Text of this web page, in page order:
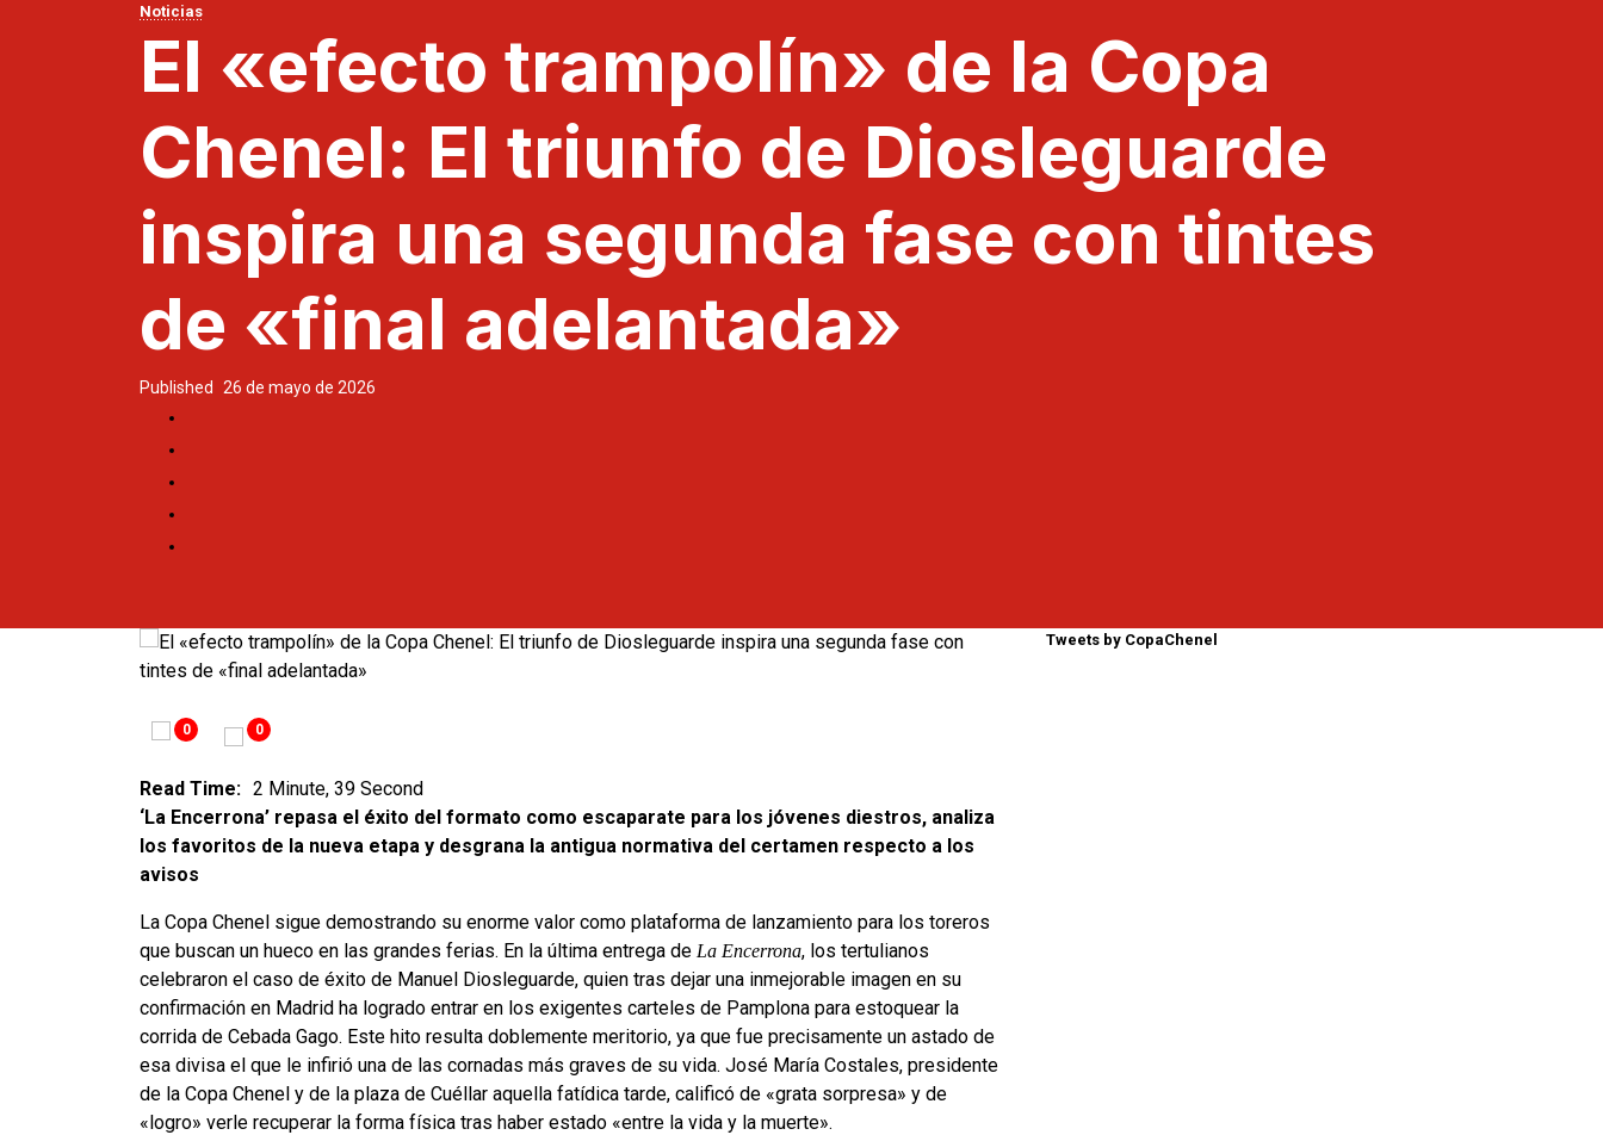
Noticias
El «efecto trampolín» de la Copa
Chenel: El triunfo de Diosleguarde
inspira una segunda fase con tintes
de «final adelantada»
Published 26 de mayo de 2026
0 0
Read Time: 2 Minute, 39 Second
‘La Encerrona’ repasa el éxito del formato como escaparate para los jóvenes diestros, analiza
los favoritos de la nueva etapa y desgrana la antigua normativa del certamen respecto a los
avisos
La Copa Chenel sigue demostrando su enorme valor como plataforma de lanzamiento para los toreros
que buscan un hueco en las grandes ferias. En la última entrega de La Encerrona, los tertulianos
celebraron el caso de éxito de Manuel Diosleguarde, quien tras dejar una inmejorable imagen en su
confirmación en Madrid ha logrado entrar en los exigentes carteles de Pamplona para estoquear la
corrida de Cebada Gago. Este hito resulta doblemente meritorio, ya que fue precisamente un astado de
esa divisa el que le infirió una de las cornadas más graves de su vida. José María Costales, presidente
de la Copa Chenel y de la plaza de Cuéllar aquella fatídica tarde, calificó de «grata sorpresa» y de
«logro» verle recuperar la forma física tras haber estado «entre la vida y la muerte».
Tweets by CopaChenel